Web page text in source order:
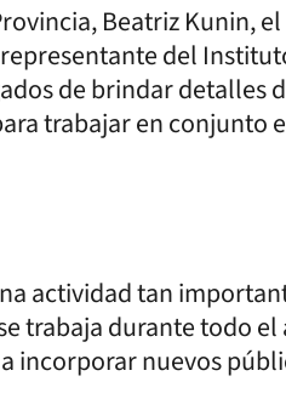
Beatriz Kunin,
del
de brindar detalles
trabajar en conjunto
actividad tan
trabaja durante todo el
incorporar nuevos